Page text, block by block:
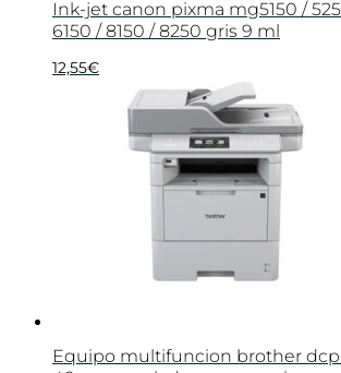
Ink-jet canon pixma mg5150 /
6150 / 8150 / 8250 gris 9 ml
12,55€
Equipo multifuncion brother